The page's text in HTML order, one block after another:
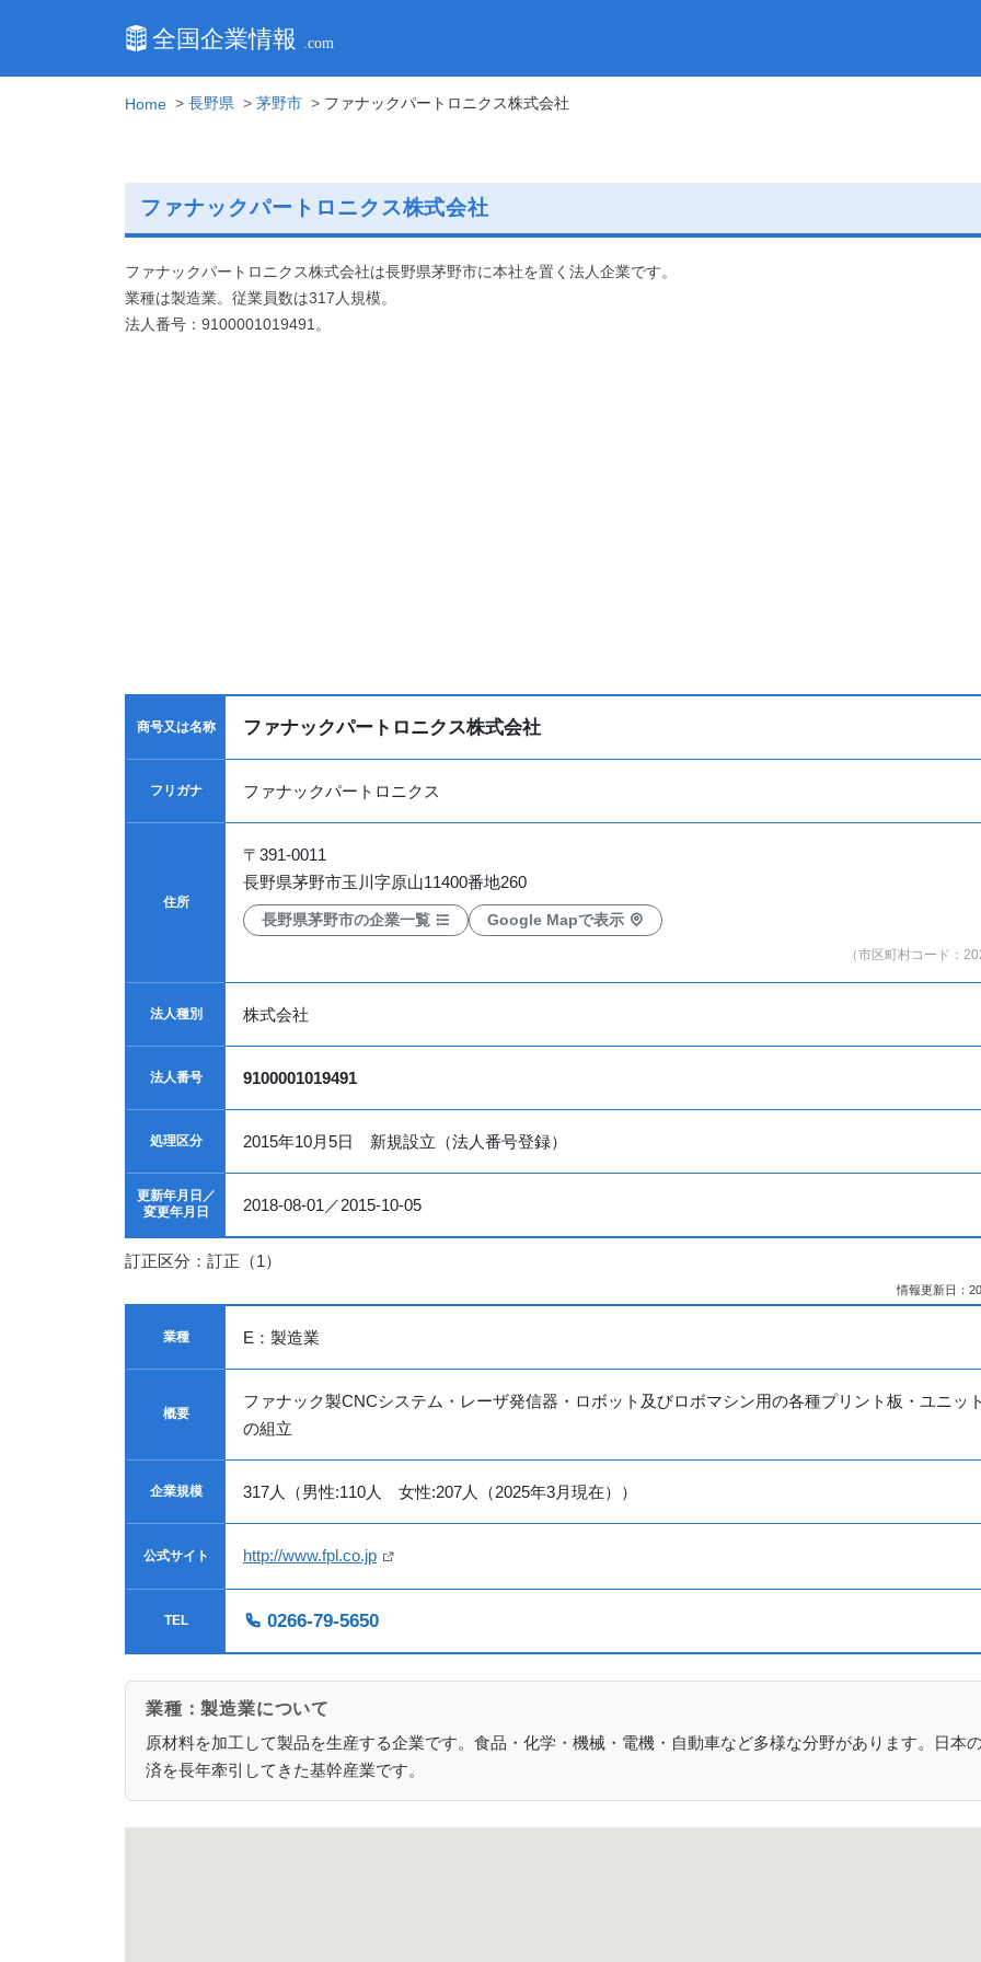
Home 長野県 茅野市 ファナックパートロニクス株式会社
ファナックパートロニクス株式会社
ファナックパートロニクス株式会社は長野県茅野市に本社を置く法人企業です。
業種は製造業。従業員数は317人規模。
法人番号：9100001019491。
商号又は名称 ファナックパートロニクス株式会社
フリガナ ファナックパートロニクス
住所
〒 391-0011
長野県茅野市玉川字原山11400番地260
長野県茅野市の企業一覧 Google Mapで表示
（市区町村コード：
法人種別 株式会社
法人番号 9100001019491
処理区分 2015年10月5日 新規設立（法人番号登録）
更新年月日／
変更年月日
2018-08-01／2015-10-05
訂正区分：訂正（1）
情報更新日：
業種 E：製造業
概要
ファナック製CNCシステム・レーザ発信器・ロボット及びロボマシン用の各種プリント板・ユニッ
の組立
企業規模 317人（男性:110人 女性:207人（2025年3月現在））
公式サイト http://www.fpl.co.jp
TEL 0266-79-5650
業種：製造業について
原材料を加工して製品を生産する企業です。食品・化学・機械・電機・自動車など多様な分野があります。日本
済を長年牽引してきた基幹産業です。